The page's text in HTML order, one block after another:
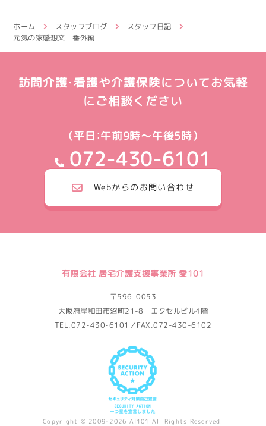
ホーム スタッフブログ
スタッフ日記
元気の家感想文 番外編
訪問介護・看護や介護保険についてお気軽
にご相談ください
（平日：午前9時～午後5時）
072-430-6101
Webからのお問い合わせ
有限会社 居宅介護支援事業所 愛101
〒596-0053
大阪府岸和田市沼町21-8 エクセルビル4階
TEL.072-430-6101／FAX.072-430-6102
Copyright © 2009-2026 AI101 All Rights Reserved.